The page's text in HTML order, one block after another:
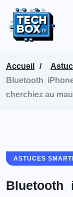
Accueil
Bluetooth
cherchiez au
ASTUCES
Bluetooth